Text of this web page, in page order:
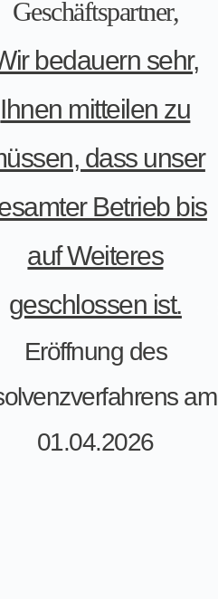
Geschäftspartner,
bedauern sehr,
Ihnen mitteilen zu
dass unser
Betrieb bis
auf Weiteres
geschlossen ist.
Eröffnung des
am
01.04.2026